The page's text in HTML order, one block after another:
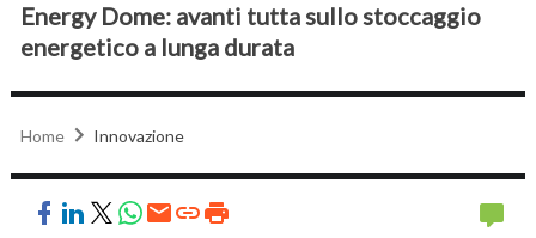
Energy Dome: avanti tutta sullo stoccaggio
energetico a lunga durata
Home Innovazione